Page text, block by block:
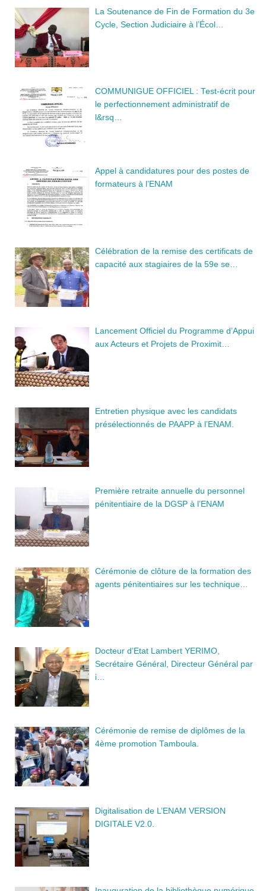
La Soutenance de Fin de Formation du 3e
Cycle, Section Judiciaire à l’Écol…
COMMUNIGUE OFFICIEL : Test-écrit pour
le perfectionnement administratif de
l&rsq…
Appel à candidatures pour des postes de
formateurs à l’ENAM
Célébration de la remise des certificats de
capacité aux stagiaires de la 59e se…
Lancement Officiel du Programme d’Appui
aux Acteurs et Projets de Proximit…
Entretien physique avec les candidats
présélectionnés de PAAPP à l’ENAM.
Première retraite annuelle du personnel
pénitentiaire de la DGSP à l’ENAM
Cérémonie de clôture de la formation des
agents pénitentiaires sur les technique…
Docteur d’Etat Lambert YERIMO,
Secrétaire Général, Directeur Général par
i…
Cérémonie de remise de diplômes de la
4ème promotion Tamboula.
Digitalisation de L’ENAM VERSION
DIGITALE V2.0.